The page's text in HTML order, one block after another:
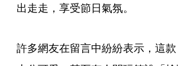
出走走，享受節日氣氛。
許多網友在留言中紛紛表示，這